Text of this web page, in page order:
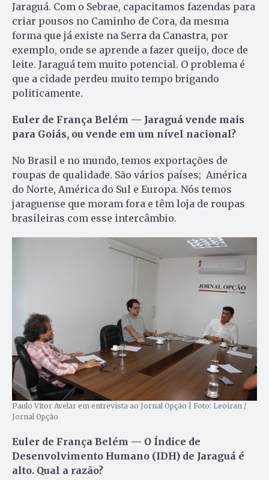
Jaraguá. Com o Sebrae, capacitamos fazendas para
criar pousos no Caminho de Cora, da mesma
forma que já existe na Serra da Canastra, por
exemplo, onde se aprende a fazer queijo, doce de
leite. Jaraguá tem muito potencial. O problema é
que a cidade perdeu muito tempo brigando
politicamente.
Euler de França Belém — Jaraguá vende mais
para Goiás, ou vende em um nível nacional?
No Brasil e no mundo, temos exportações de
roupas de qualidade. São vários países; América
do Norte, América do Sul e Europa. Nós temos
jaraguense que moram fora e têm loja de roupas
brasileiras com esse intercâmbio.
Paulo Vitor Avelar em entrevista ao Jornal Opção | Foto: Leoiran /
Jornal Opção
Euler de França Belém — O Índice de
Desenvolvimento Humano (IDH) de Jaraguá é
alto. Qual a razão?